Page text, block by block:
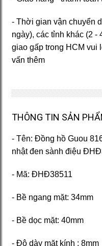
- Thời gian vận chuyển
ngày), các tỉnh khác (2 -
giao gấp trong HCM
vấn thêm
THÔNG TIN SẢN
- Tên: Đồng hồ Guou
nhật đen sành điệu
- Mã: ĐHĐ38511
- Bề ngang mặt: 34mm
- Bề dọc mặt: 40mm
- Độ dày mặt kính : 8mm